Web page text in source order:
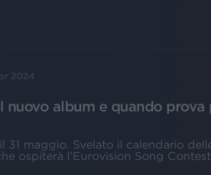
2024
nuovo album e quando prova
31 maggio. Svelato il calendario
ospiterà l’Eurovision Song